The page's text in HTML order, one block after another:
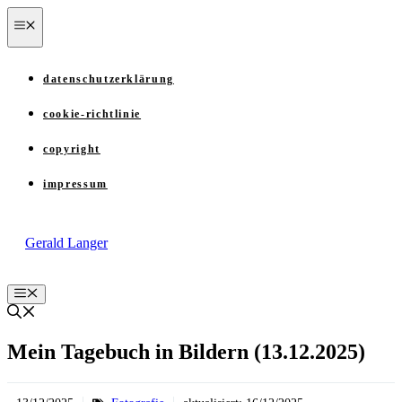
Zum
Inhalt
springen
datenschutzerklärung
cookie-richtlinie
copyright
impressum
Gerald Langer
Menü
Mein Tagebuch in Bildern (13.12.2025)